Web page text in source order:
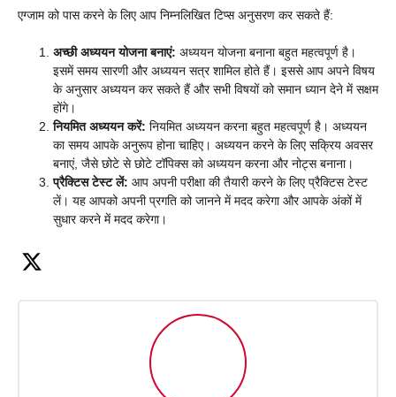
एग्जाम को पास करने के लिए आप निम्नलिखित टिप्स अनुसरण कर सकते हैं:
अच्छी अध्ययन योजना बनाएं: अध्ययन योजना बनाना बहुत महत्वपूर्ण है।
इसमें समय सारणी और अध्ययन सत्र शामिल होते हैं। इससे आप अपने विषय
के अनुसार अध्ययन कर सकते हैं और सभी विषयों को समान ध्यान देने में सक्षम
होंगे।
नियमित अध्ययन करें: नियमित अध्ययन करना बहुत महत्वपूर्ण है। अध्ययन
का समय आपके अनुरूप होना चाहिए। अध्ययन करने के लिए सक्रिय अवसर
बनाएं, जैसे छोटे से छोटे टॉपिक्स को अध्ययन करना और नोट्स बनाना।
प्रैक्टिस टेस्ट लें: आप अपनी परीक्षा की तैयारी करने के लिए प्रैक्टिस टेस्ट
लें। यह आपको अपनी प्रगति को जानने में मदद करेगा और आपके अंकों में
सुधार करने में मदद करेगा।